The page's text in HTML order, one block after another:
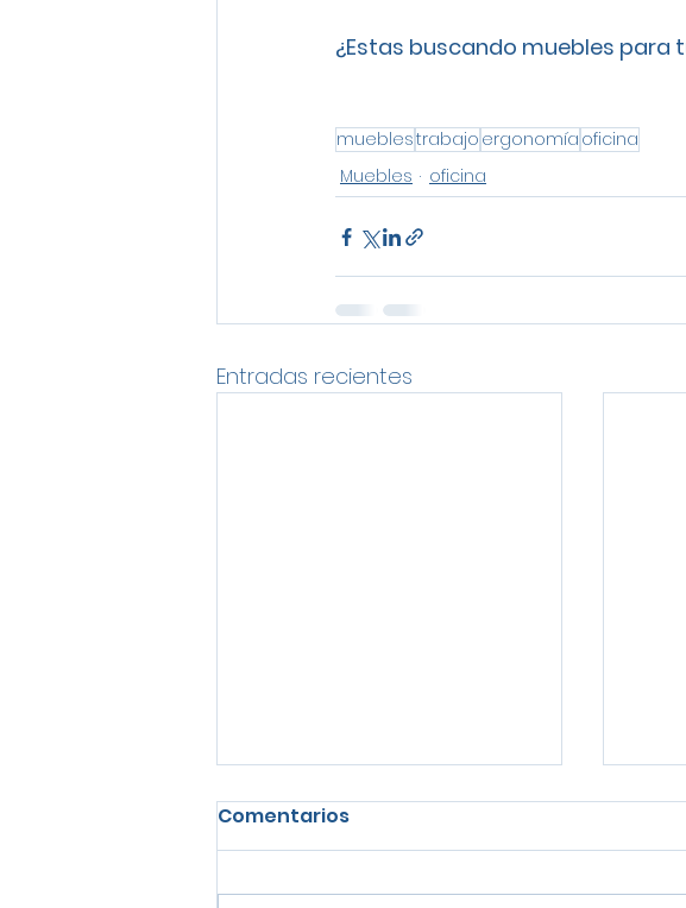
¿Estas buscando muebles para
mueblestrabajo ergonomía oficina
Muebles
oficina
Entradas recientes
Comentarios